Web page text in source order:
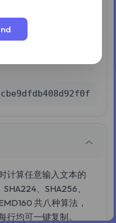
计算任意输入文本的
、SHA256、
共八种算法，
均可一键复制。
反馈